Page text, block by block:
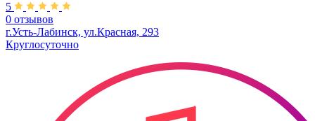
5
0 отзывов
г.Усть-Лабинск, ул.​Красная, 293
Круглосуточно